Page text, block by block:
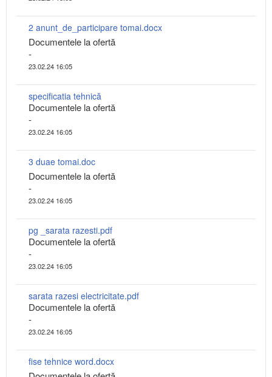
2 anunt_de_participare tomai.docx
Documentele la ofertă
-
23.02.24 16:05
specificatia tehnică
Documentele la ofertă
-
23.02.24 16:05
3 duae tomai.doc
Documentele la ofertă
-
23.02.24 16:05
pg _sarata razesti.pdf
Documentele la ofertă
-
23.02.24 16:05
sarata razesi electricitate.pdf
Documentele la ofertă
-
23.02.24 16:05
fise tehnice word.docx